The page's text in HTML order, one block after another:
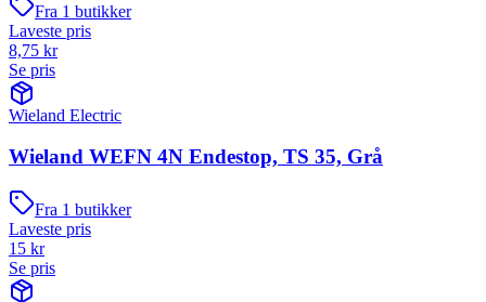
Fra 1 butikker
Laveste pris
8,75 kr
Se pris
Wieland Electric
Wieland WEFN 4N Endestop, TS 35, Grå
Fra 1 butikker
Laveste pris
15 kr
Se pris